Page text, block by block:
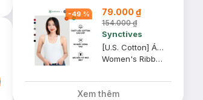
-49 % 79.000 ₫
154.000 ₫
Synctives
[U.S. Cotton] Áo Tank Top Nữ Synctives Slim Fit, Trắng, L - CWTA0006
Women's Ribbed Waist Length Fitted Tank Top
Xem thêm